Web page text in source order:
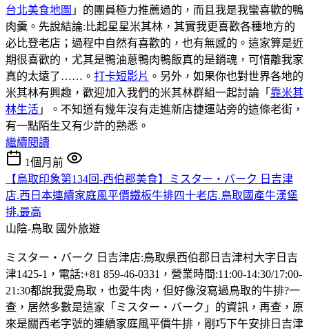
台北美食地圖 」的團員極力推薦過的，而且我是我蠻喜歡的鴨
肉羹。先說結論:比起星星米其林，其實我更喜歡各種地方的
必比登老店；過程中自然有喜歡的，也有無感的。這家算是近
期很喜歡的，尤其是鴨油蔥鴨肉鴨飯真的是銷魂，可惜離我家
真的太遠了……。 打卡短影片 。另外，如果你也對世界各地的
米其林有興趣，歡迎加入我們的米其林群組一起討論「 靠米其
林生活 」。不知道有幾年沒有走進新店捷運站旁的這條老街，
有一點陌生又有少許的熟悉。
繼續閱讀
1個月前
【鳥取印象第134回-西伯郡美食】ミスター・バーク 日吉津
店.西日本連續家庭風平價鐵板牛排四十老店.鳥取國產牛漢堡
排.最高
山陰-鳥取 國外旅遊
ミスター・バーク 日吉津店:鳥取県西伯郡日吉津村大字日吉
津1425-1，電話:+81 859-46-0331，營業時間:11:00-14:30/17:00-
21:30都說我愛鳥取，也愛牛肉，但好像沒寫過鳥取的牛排?一
查，居然多數是這家「ミスター・バーク」的資訊，再查，原
來是關西老字號的連續家庭風平價牛排，剛巧下午安排日吉津